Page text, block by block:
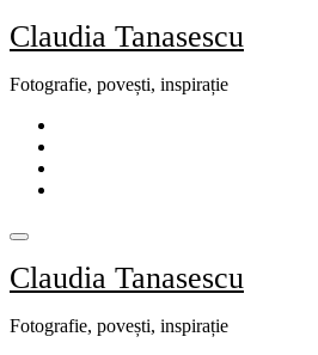
Skip
to
Claudia Tanasescu
Fotografie, povești, inspirație
Claudia Tanasescu
Fotografie, povești, inspirație